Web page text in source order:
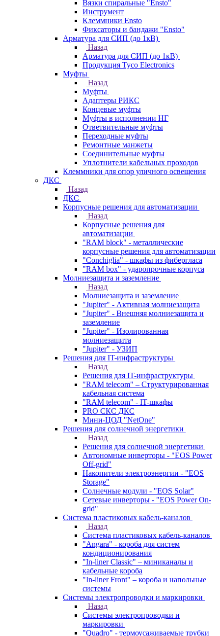
Вязки спиральные "Ensto"
Инструмент
Клеммники Ensto
Фиксаторы и бандажи "Ensto"
Арматура для СИП (до 1кВ)
Назад
Арматура для СИП (до 1кВ)
Продукция Tyco Electronics
Муфты
Назад
Муфты
Адаптеры РИКС
Концевые муфты
Муфты в исполнении НГ
Ответвительные муфты
Переходные муфты
Ремонтные манжеты
Соединительные муфты
Уплотнители кабельных проходов
Клеммники для опор уличного освещения
ДКС
Назад
ДКС
Корпусные решения для автоматизации
Назад
Корпусные решения для
автоматизации
"RAM block" - металлические
корпусные решения для автоматизации
"Conchiglia" - шкафы из фибергласа
"RAM box" - ударопрочные корпуса
Молниезащита и заземление
Назад
Молниезащита и заземление
"Jupiter" - Активная молниезащита
"Jupiter" - Внешняя молниезащита и
заземление
"Jupiter" - Изолированная
молниезащита
"Jupiter" - УЗИП
Решения для IT-инфраструктуры
Назад
Решения для IT-инфраструктуры
"RAM telecom" – Структурированная
кабельная система
"RAM telecom" - IT-шкафы
PRO СКС ДКС
Мини-ЦОД "NetOne"
Решения для солнечной энергетики
Назад
Решения для солнечной энергетики
Автономные инверторы - "EOS Power
Off-grid"
Накопители электроэнергии - "EOS
Storage"
Солнечные модули - "EOS Solar"
Сетевые инверторы - "EOS Power On-
grid"
Система пластиковых кабель-каналов
Назад
Система пластиковых кабель-каналов
"Angara" - короба для систем
кондиционирования
"In-liner Classic" – миниканалы и
кабельные короба
"In-liner Front" – короба и напольные
системы
Системы электропроводки и маркировки
Назад
Системы электропроводки и
маркировки
"Quadro" - термоусаживаемые трубки